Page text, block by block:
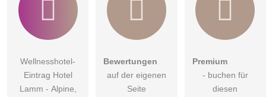
Wellnesshotel-
Eintrag Hotel
Lamm - Alpine,
Bewertungen
auf der eigenen
Seite
Premium
- buchen für
diesen